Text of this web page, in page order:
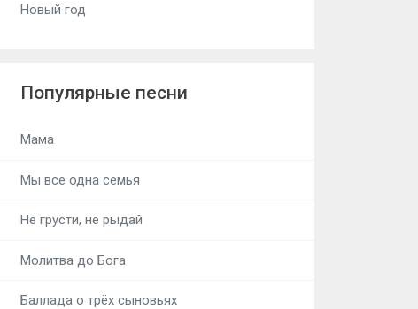
Новый год
Популярные песни
Мама
Мы все одна семья
Не грусти, не рыдай
Молитва до Бога
Баллада о трёх сыновьях